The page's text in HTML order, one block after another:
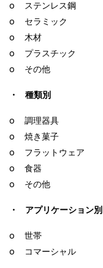
o ステンレス鋼
o セラミック
o 木材
o プラスチック
o その他
・ 種類別
o 調理器具
o 焼き菓子
o フラットウェア
o 食器
o その他
・ アプリケーション別
o 世帯
o コマーシャル